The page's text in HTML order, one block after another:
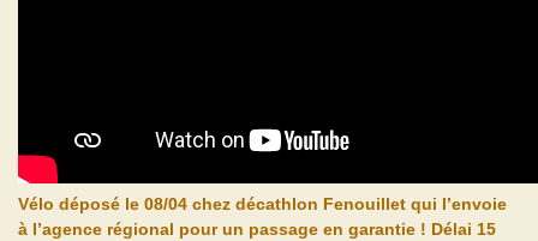
Vélo déposé le 08/04 chez décathlon Fenouillet qui l’envoie
à l’agence régional pour un passage en garantie ! Délai 15